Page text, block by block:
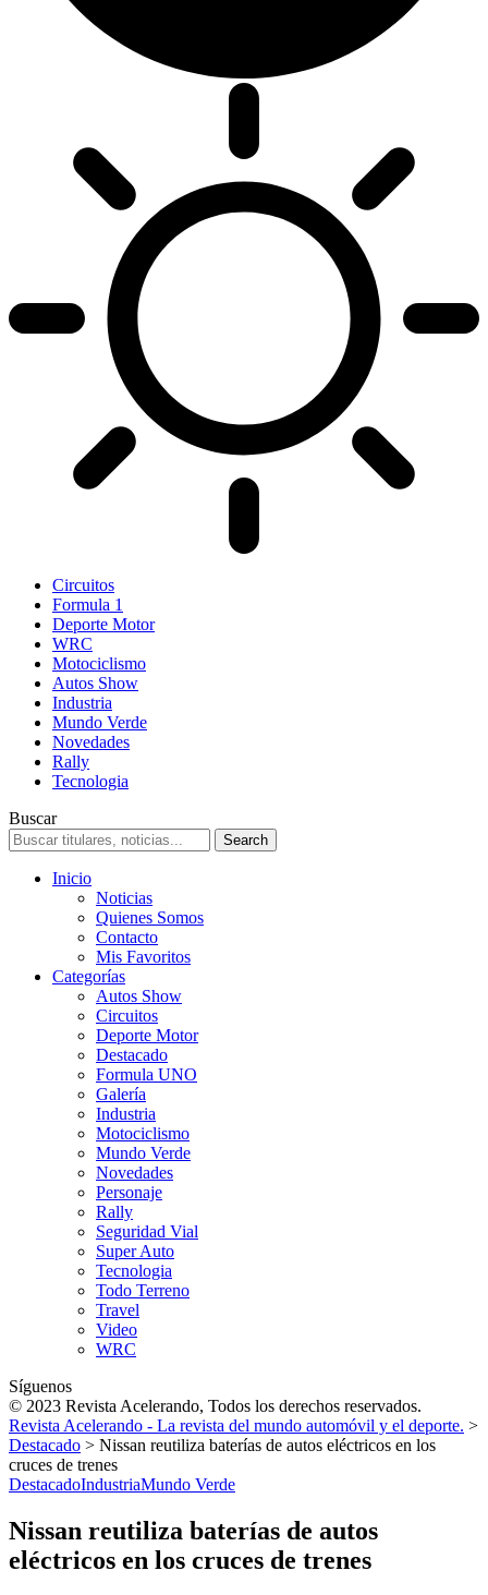
Circuitos
Formula 1
Deporte Motor
WRC
Motociclismo
Autos Show
Industria
Mundo Verde
Novedades
Rally
Tecnologia
Buscar
Inicio
Noticias
Quienes Somos
Contacto
Mis Favoritos
Categorías
Autos Show
Circuitos
Deporte Motor
Destacado
Formula UNO
Galería
Industria
Motociclismo
Mundo Verde
Novedades
Personaje
Rally
Seguridad Vial
Super Auto
Tecnologia
Todo Terreno
Travel
Video
WRC
Síguenos
© 2023 Revista Acelerando, Todos los derechos reservados.
Revista Acelerando - La revista del mundo automóvil y el deporte. >
Destacado > Nissan reutiliza baterías de autos eléctricos en los
cruces de trenes
DestacadoIndustriaMundo Verde
Nissan reutiliza baterías de autos
eléctricos en los cruces de trenes